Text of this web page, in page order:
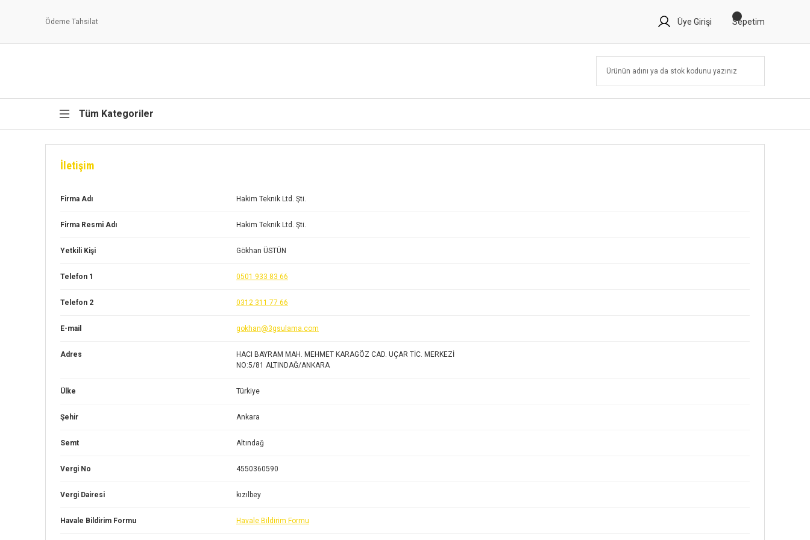
Ödeme Tahsilat Üye Girişi Sepetim
Tüm Kategoriler
İletişim
Firma Adı Hakim Teknik Ltd. Şti.
Firma Resmi Adı Hakim Teknik Ltd. Şti.
Yetkili Kişi Gökhan ÜSTÜN
Telefon 1 0501 933 83 66
Telefon 2 0312 311 77 66
E-mail gokhan@3gsulama.com
Adres
HACI BAYRAM MAH. MEHMET KARAGÖZ CAD. UÇAR TİC. MERKEZİ
NO:5/81 ALTINDAĞ/ANKARA
Ülke Türkiye
Şehir Ankara
Semt Altındağ
Vergi No 4550360590
Vergi Dairesi kızılbey
Havale Bildirim Formu Havale Bildirim Formu